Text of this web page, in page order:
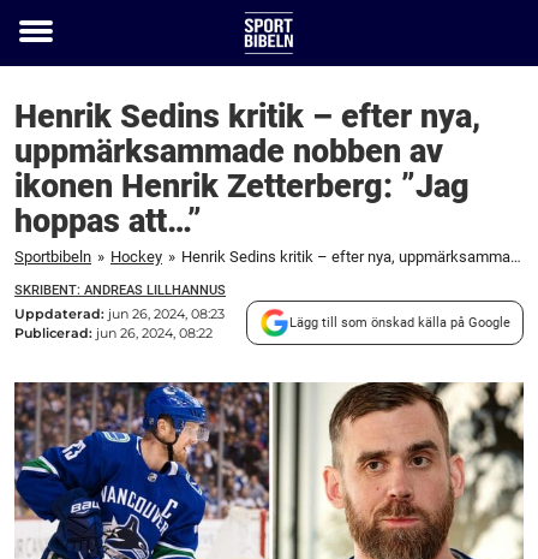
Toggle
Henrik Sedins kritik – efter nya,
uppmärksammade nobben av
ikonen Henrik Zetterberg: ”Jag
hoppas att…”
Sportbibeln » Hockey » Henrik Sedins kritik – efter nya, uppmärksammade nobben av ikonen Henrik Zetterberg: ”Jag hoppas att…”
SKRIBENT: ANDREAS LILLHANNUS
Uppdaterad: jun 26, 2024, 08:23
Publicerad: jun 26, 2024, 08:22
Lägg till som önskad källa på Google